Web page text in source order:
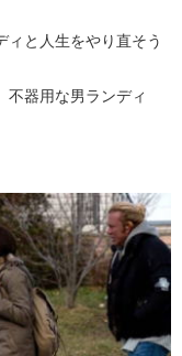
ィと人生をやり直そう
不器用な男ランディ